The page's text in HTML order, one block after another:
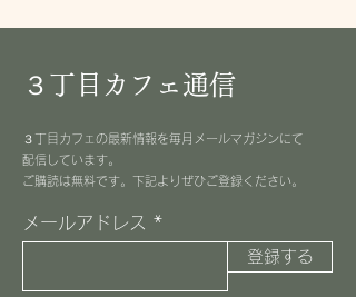
３丁目カフェ通信
３丁目カフェの最新情報を毎月メールマガジンにて
配信しています。
​ご購読は無料です。下記よりぜひご登録ください。
メールアドレス
登録する